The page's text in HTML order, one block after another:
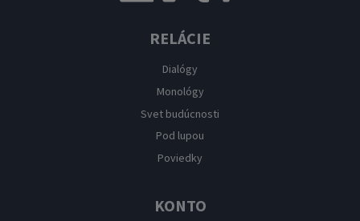
RELÁCIE
Dialógy
Monológy
Svet budúcnosti
Pod lupou
Poviedky
KONTO